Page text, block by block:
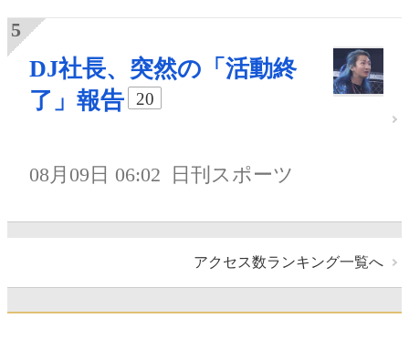
DJ社長、突然の「活動終
了」報告
20
08月09日 06:02 日刊スポーツ
アクセス数ランキング一覧へ